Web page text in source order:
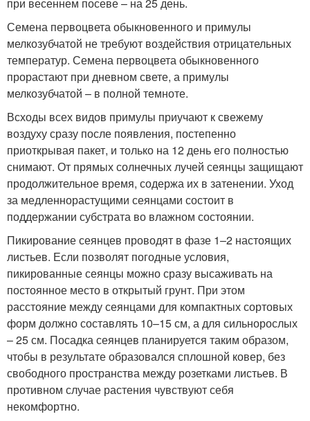
при весеннем посеве – на 25 день.
Семена первоцвета обыкновенного и примулы
мелкозубчатой не требуют воздействия отрицательных
температур. Семена первоцвета обыкновенного
прорастают при дневном свете, а примулы
мелкозубчатой – в полной темноте.
Всходы всех видов примулы приучают к свежему
воздуху сразу после появления, постепенно
приоткрывая пакет, и только на 12 день его полностью
снимают. От прямых солнечных лучей сеянцы защищают
продолжительное время, содержа их в затенении. Уход
за медленнорастущими сеянцами состоит в
поддержании субстрата во влажном состоянии.
Пикирование сеянцев проводят в фазе 1–2 настоящих
листьев. Если позволят погодные условия,
пикированные сеянцы можно сразу высаживать на
постоянное место в открытый грунт. При этом
расстояние между сеянцами для компактных сортовых
форм должно составлять 10–15 см, а для сильнорослых
– 25 см. Посадка сеянцев планируется таким образом,
чтобы в результате образовался сплошной ковер, без
свободного пространства между розетками листьев. В
противном случае растения чувствуют себя
некомфортно.